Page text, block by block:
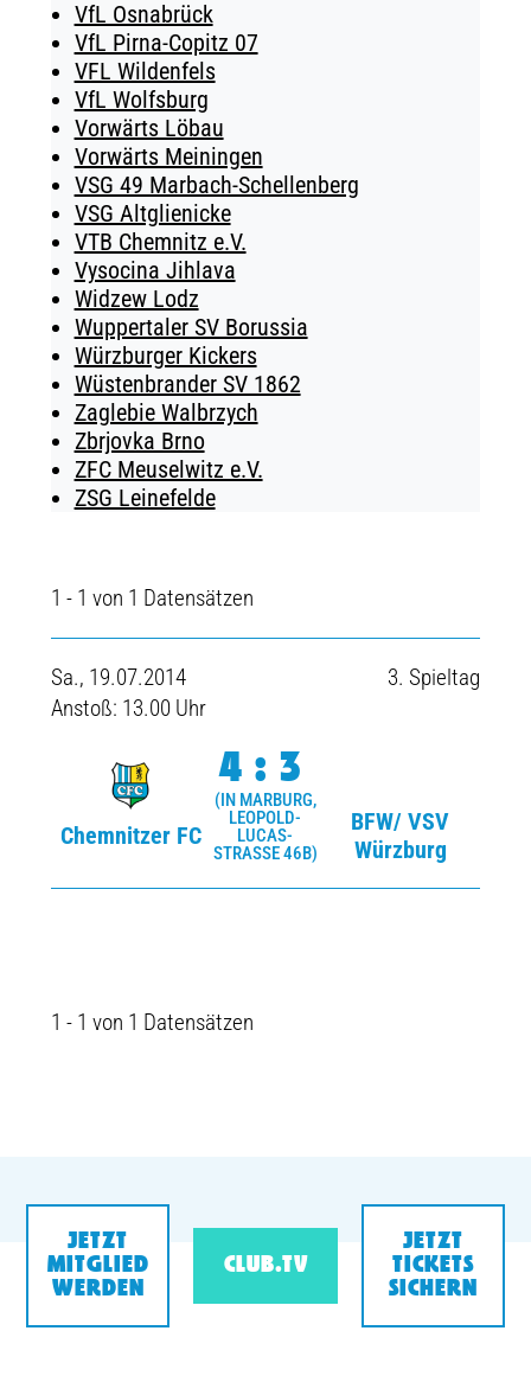
VfL Osnabrück
VfL Pirna-Copitz 07
VFL Wildenfels
VfL Wolfsburg
Vorwärts Löbau
Vorwärts Meiningen
VSG 49 Marbach-Schellenberg
VSG Altglienicke
VTB Chemnitz e.V.
Vysocina Jihlava
Widzew Lodz
Wuppertaler SV Borussia
Würzburger Kickers
Wüstenbrander SV 1862
Zaglebie Walbrzych
Zbrjovka Brno
ZFC Meuselwitz e.V.
ZSG Leinefelde
1 - 1 von 1 Datensätzen
Sa., 19.07.2014
Anstoß: 13.00 Uhr
3. Spieltag
Chemnitzer FC
4:3
(IN MARBURG,
LEOPOLD-
LUCAS-
STRASSE 46B)
BFW/ VSV
Würzburg
1 - 1 von 1 Datensätzen
JETZT
MITGLIED
WERDEN
CLUB.TV
JETZT
TICKETS
SICHERN